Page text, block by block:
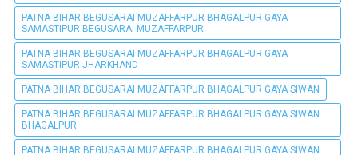
PATNA BIHAR BEGUSARAI MUZAFFARPUR BHAGALPUR GAYA
SAMASTIPUR BEGUSARAI MUZAFFARPUR
PATNA BIHAR BEGUSARAI MUZAFFARPUR BHAGALPUR GAYA
SAMASTIPUR JHARKHAND
PATNA BIHAR BEGUSARAI MUZAFFARPUR BHAGALPUR GAYA SIWAN
PATNA BIHAR BEGUSARAI MUZAFFARPUR BHAGALPUR GAYA SIWAN
BHAGALPUR
PATNA BIHAR BEGUSARAI MUZAFFARPUR BHAGALPUR GAYA SIWAN